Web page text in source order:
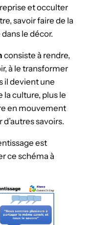
et occulter
savoir faire de la
le décor.
consiste à rendre,
à le transformer
il devient une
culture, plus le
en mouvement
savoirs.
est
ce schéma à